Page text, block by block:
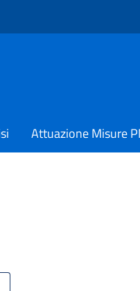
Attuazione Misure